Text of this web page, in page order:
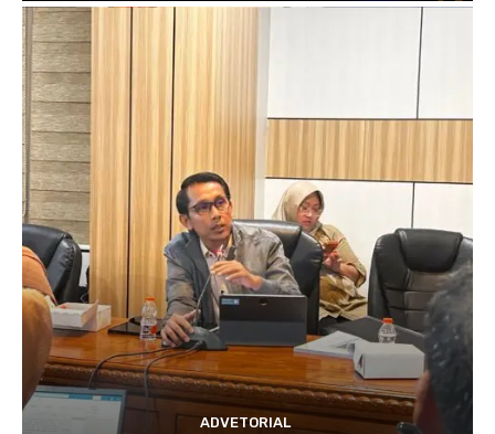
ADVETORIAL